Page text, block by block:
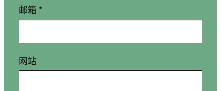
邮箱 *
网站